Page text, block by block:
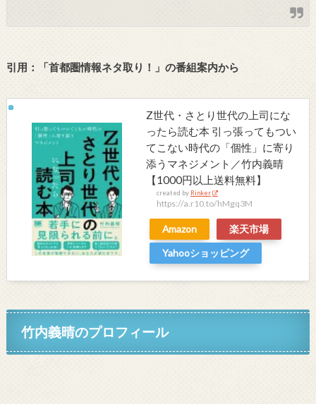
引用：「首都圏情報ネタ取り！」の番組案内から
Z世代・さとり世代の上司にな
ったら読む本 引っ張ってもつい
てこない時代の「個性」に寄り
添うマネジメント／竹内義晴
【1000円以上送料無料】
created by Rinker
https://a.r10.to/hMgq3M
Amazon
楽天市場
Yahooショッピング
竹内義晴のプロフィール